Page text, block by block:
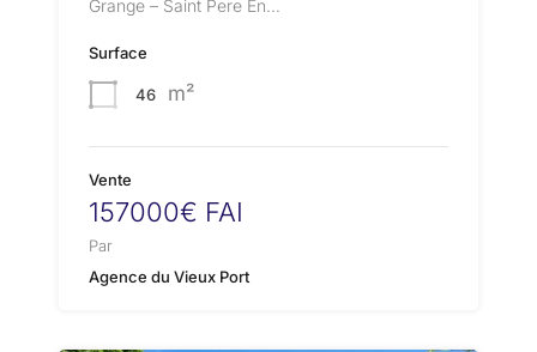
Grange – Saint Pere En…
Surface
46 m²
Vente
157000€ FAI
Par
Agence du Vieux Port